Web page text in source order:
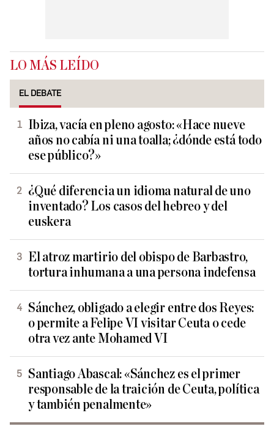
LO MÁS LEÍDO
EL DEBATE
Ibiza, vacía en pleno agosto: «Hace nueve
años no cabía ni una toalla; ¿dónde está todo
ese público?»
¿Qué diferencia un idioma natural de uno
inventado? Los casos del hebreo y del
euskera
El atroz martirio del obispo de Barbastro,
tortura inhumana a una persona indefensa
Sánchez, obligado a elegir entre dos Reyes:
o permite a Felipe VI visitar Ceuta o cede
otra vez ante Mohamed VI
Santiago Abascal: «Sánchez es el primer
responsable de la traición de Ceuta, política
y también penalmente»